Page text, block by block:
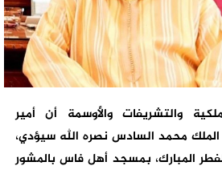
والتشريفات والأوسمة أن أمير
الملك محمد السادس نصره الله سيؤدي،
المبارك، بمسجد أهل فاس بالمشور